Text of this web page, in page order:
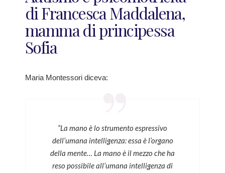
di Francesca Maddalena,
mamma di principessa
Sofia
Maria Montessori diceva:
“La mano è lo strumento espressivo
dell’umana intelligenza: essa è l’organo
della mente… La mano è il mezzo che ha
reso possibile all’umana intelligenza di